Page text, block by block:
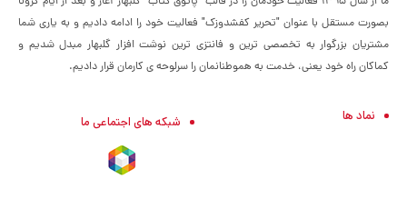
بصورت مستقل با عنوان "تحریر کفشدوزک" فعالیت خود را ادامه دادیم و به یاری شما
مشتریان بزرگوار به تخصصی ترین و فانتزی ترین نوشت افزار گلبهار مبدل شدیم و
کماکان راه خود یعنی، خدمت به هموطنانمان را سرلوحه ی کارمان قرار دادیم.
نماد ها شبکه های اجتماعی ما